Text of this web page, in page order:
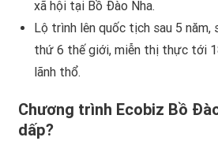
xã hội tại Bồ Đào Nha.
Lộ trình lên quốc tịch sau 5 năm,
thứ 6 thế giới, miễn thị thực tới
lãnh thổ.
Chương trình Ecobiz Bồ
dấp?